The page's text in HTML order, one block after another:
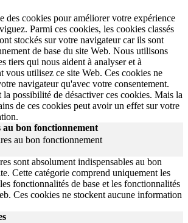
des cookies pour améliorer votre expérience
Parmi ces cookies, les cookies classés
stockés sur votre navigateur car ils sont
de base du site Web. Nous utilisons
tiers qui nous aident à analyser et à
vous utilisez ce site Web. Ces cookies ne
navigateur qu'avec votre consentement.
la possibilité de désactiver ces cookies. Mais la
de ces cookies peut avoir un effet sur votre
au bon fonctionnement
au bon fonctionnement
sont absolument indispensables au bon
Cette catégorie comprend uniquement les
fonctionnalités de base et les fonctionnalités
Ces cookies ne stockent aucune information